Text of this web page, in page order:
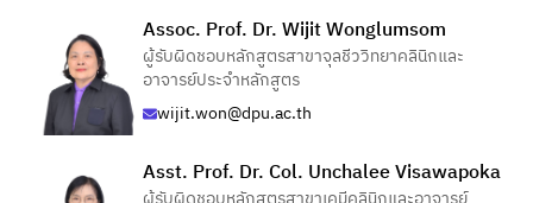
Assoc. Prof. Dr. Wijit Wonglumsom
ผู้รับผิดชอบหลักสูตรสาขาจุลชีววิทยาคลินิกและ
อาจารย์ประจำหลักสูตร
wijit.won@dpu.ac.th
Asst. Prof. Dr. Col. Unchalee Visawapoka